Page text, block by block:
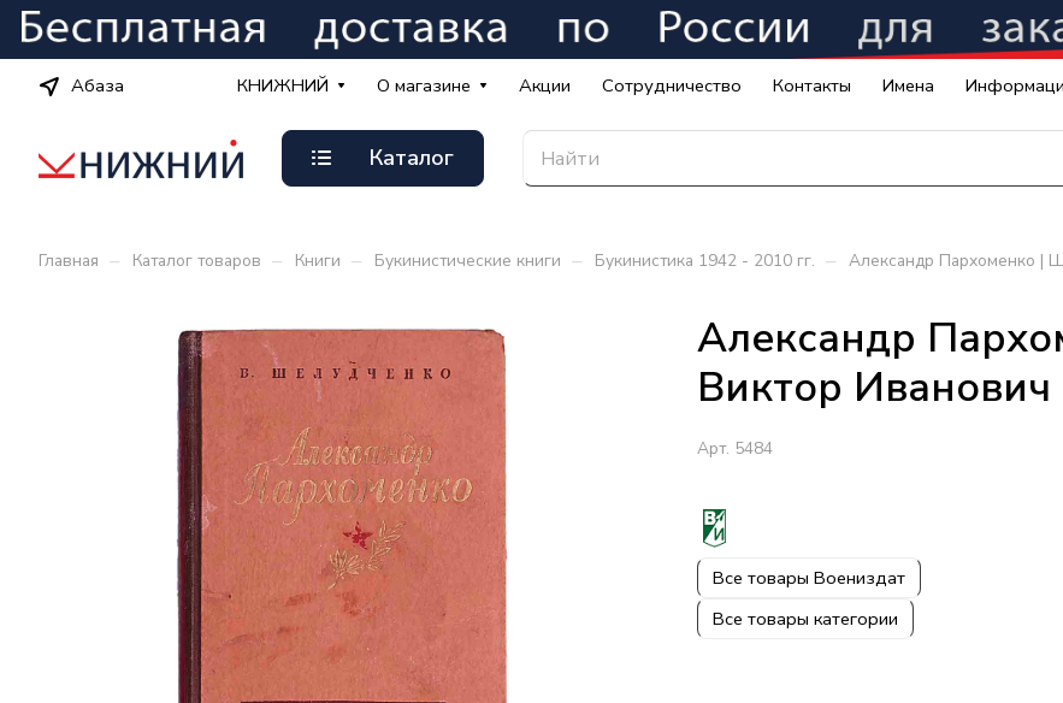
Абаза КНИЖНИЙ О магазине Акции Сотрудничество Контакты Имена
Каталог
Главная – Каталог товаров – Книги – Букинистические книги – Букинистика 1942 - 2010 гг. – Александр Пархоменко |
Александр
Виктор Иванович
Арт. 5484
Все товары Воениздат
Все товары категории